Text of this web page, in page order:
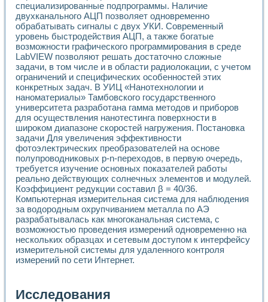
специализированные подпрограммы. Наличие
двухканального АЦП позволяет одновременно
обрабатывать сигналы с двух УКИ. Современный
уровень быстродействия АЦП, а также богатые
возможности графического программирования в среде
LabVIEW позволяют решать достаточно сложные
задачи, в том числе и в области радиолокации, с учетом
ограничений и специфических особенностей этих
конкретных задач. В УИЦ «Нанотехнологии и
наноматериалы» Тамбовского государственного
университета разработана гамма методов и приборов
для осуществления нанотестинга поверхности в
широком диапазоне скоростей нагружения. Постановка
задачи Для увеличения эффективности
фотоэлектрических преобразователей на основе
полупроводниковых p-n-переходов, в первую очередь,
требуется изучение основных показателей работы
реально действующих солнечных элементов и модулей.
Коэффициент редукции составил β = 40/36.
Компьютерная измерительная система для наблюдения
за водородным охрупчиванием металла по АЭ
разрабатывалась как многоканальная система, с
возможностью проведения измерений одновременно на
нескольких образцах и сетевым доступом к интерфейсу
измерительной системы для удаленного контроля
измерений по сети Интернет.
Исследования